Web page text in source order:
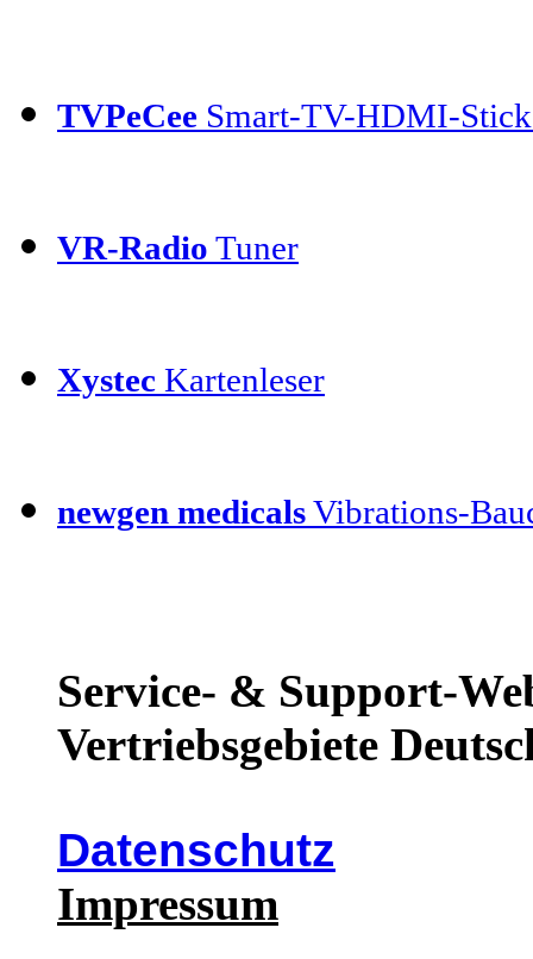
TVPeCee Smart-TV-HDMI-
VR-Radio Tuner
Xystec Kartenleser
newgen medicalsVibrations-
Service- & Support-
Vertriebsgebiete
Datenschutz
Impressum